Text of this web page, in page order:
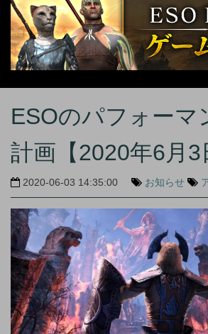
ESOのパフォーマ
計画【2020年6月3
2020-06-03 14:35:00 お知らせ